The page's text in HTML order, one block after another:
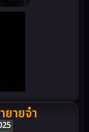
ายจ๋า